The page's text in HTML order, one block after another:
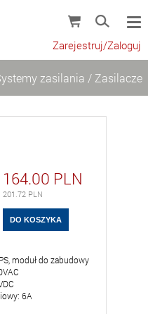
Zarejestruj/Zaloguj
zasilania / Zasilacze
164.00 PLN
201.72 PLN
moduł do zabudowy
6A